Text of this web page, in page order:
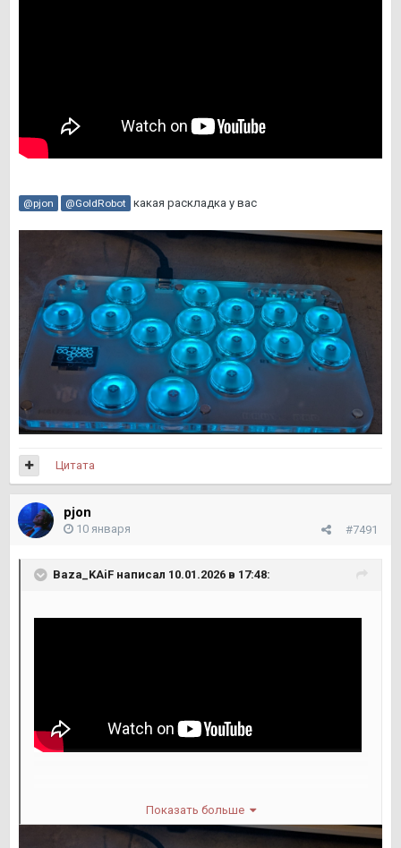
@pjon @GoldRobot какая раскладка у вас
Цитата
pjon
#7491
10 января
Baza_KAiF написал 10.01.2026 в 17:48:
Показать больше